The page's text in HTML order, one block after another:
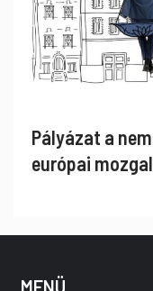
Pályázat a
európai